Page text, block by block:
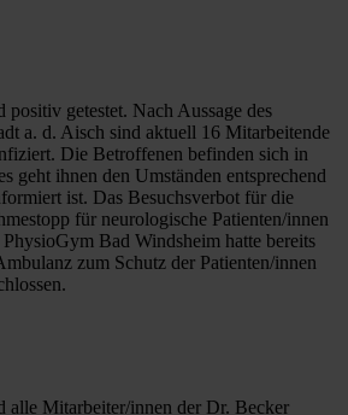
getestet. Nach Aussage des
a. d. Aisch sind aktuell 16 Mitarbeitende
Die Betroffenen befinden sich in
geht ihnen den Umständen entsprechend
ist. Das Besuchsverbot für die
für neurologische Patienten/innen
Bad Windsheim hatte bereits
zum Schutz der Patienten/innen
alle Mitarbeiter/innen der Dr. Becker